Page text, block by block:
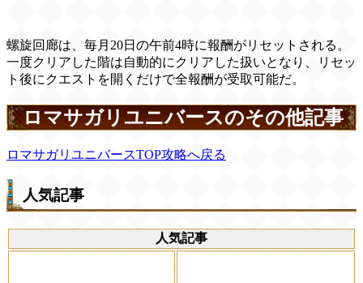
螺旋回廊は、毎月20日の午前4時に報酬がリセットされる。
一度クリアした階は自動的にクリアした扱いとなり、リセッ
ト後にクエストを開くだけで全報酬が受取可能だ。
ロマサガリユニバースのその他記事
ロマサガリユニバースTOP攻略へ戻る
人気記事
人気記事